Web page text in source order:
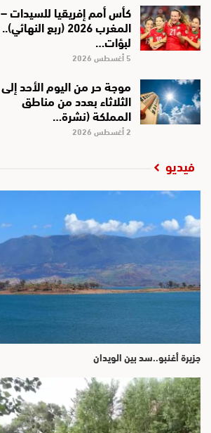
كأس أمم إفريقيا للسيدات –
المغرب 2026 (ربع النهائي)..
لبؤات…
5 أغسطس 2026
موجة حر من اليوم الأحد إلى
الثلاثاء بعدد من مناطق
المملكة (نشرة…
2 أغسطس 2026
فيديو
جزيرة أغنبو..سد بين الويدان